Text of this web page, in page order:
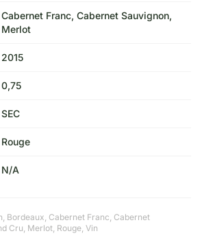
Cabernet Franc, Cabernet Sauvignon,
Merlot
2015
0,75
SEC
Rouge
N/A
, Bordeaux, Cabernet Franc, Cabernet
Cru, Merlot, Rouge, Vin